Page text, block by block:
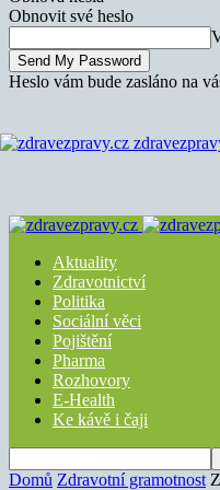
Obnovit své heslo
Heslo vám bude zasláno na
Aktuality
Zdravotnictví
Politika
Sociální věci
Pojištění
Pharma
Rozhovory
E-Health
Ke kávě i čaji
Domů Zdravotní gramotnost